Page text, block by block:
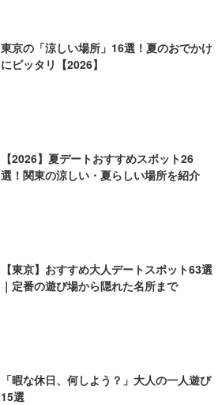
東京の「涼しい場所」16選！夏のおでかけ
にピッタリ【2026】
【2026】夏デートおすすめスポット26
選！関東の涼しい・夏らしい場所を紹介
【東京】おすすめ大人デートスポット63選
｜定番の遊び場から隠れた名所まで
「暇な休日、何しよう？」大人の一人遊び
15選